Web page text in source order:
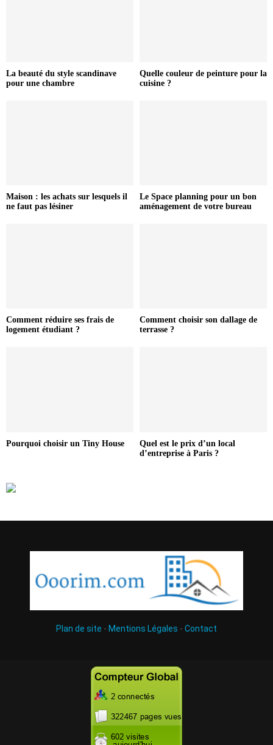
La beauté du style scandinave
pour une chambre
Quelle couleur de peinture pour la
cuisine ?
Maison : les achats sur lesquels il
ne faut pas lésiner
Le Space planning pour un bon
aménagement de votre bureau
Comment réduire ses frais de
logement étudiant ?
Comment choisir son dallage de
terrasse ?
Pourquoi choisir un Tiny House
Quel est le prix d’un local
d’entreprise à Paris ?
Plan de site - Mentions Légales - Contact